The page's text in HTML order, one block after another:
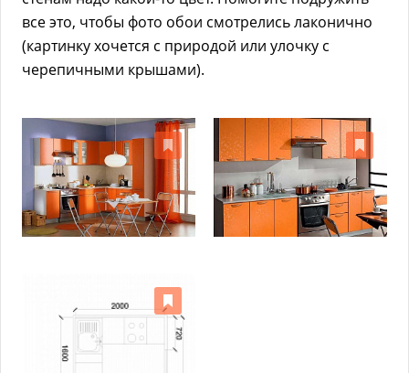
все это, чтобы фото обои смотрелись лаконично
(картинку хочется с природой или улочку с
черепичными крышами).